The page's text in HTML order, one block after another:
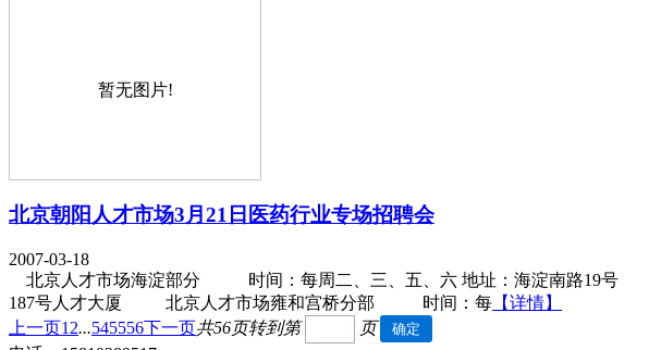
暂无图片!
北京朝阳人才市场3月21日医药行业专场招聘会
2007-03-18
北京人才市场海淀部分 时间：每周二、三、五、六 地址：海淀南路19号
187号人才大厦 北京人才市场雍和宫桥分部 时间：每 【详情】
上一页1 2...545556下一页共56页转到第
页